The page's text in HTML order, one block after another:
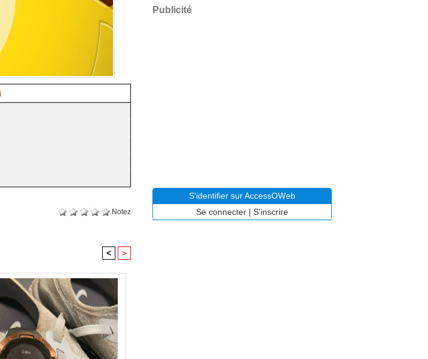
Notez
< >
Publicité
S'identifier sur AccessOWeb
Se connecter | S'inscrire